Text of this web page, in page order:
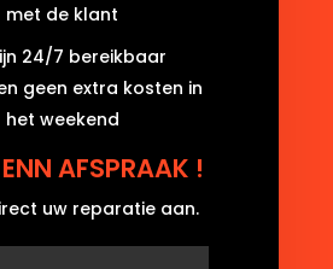
met de klant
24/7 bereikbaar
geen extra kosten in
het weekend
AFSPRAAK !
uw reparatie aan.